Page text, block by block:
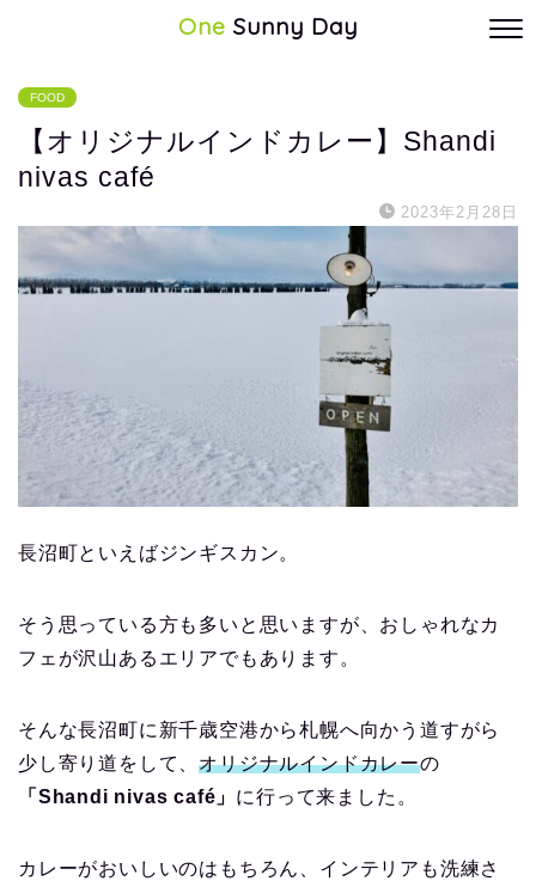
One Sunny Day
FOOD
【オリジナルインドカレー】Shandi
nivas café
2023年2月28日
長沼町といえばジンギスカン。
そう思っている方も多いと思いますが、おしゃれなカ
フェが沢山あるエリアでもあります。
そんな長沼町に新千歳空港から札幌へ向かう道すがら
少し寄り道をして、オリジナルインドカレーの
「Shandi nivas café」 に行って来ました。
カレーがおいしいのはもちろん、インテリアも洗練さ